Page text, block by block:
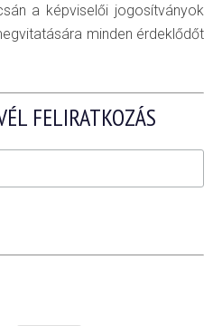
a képviselői jogosítványok
minden érdeklődőt
FELIRATKOZÁS